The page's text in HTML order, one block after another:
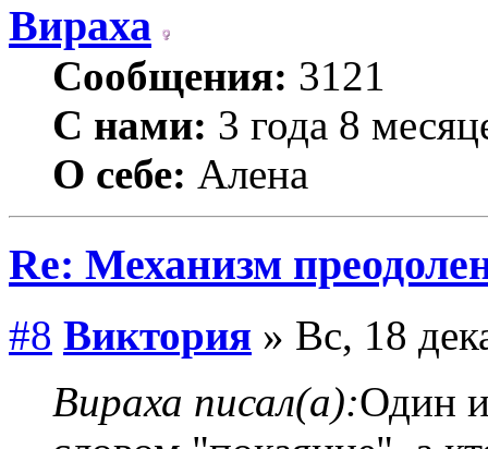
Вираха
Сообщения: 3121
С нами: 3 года 8
О себе: Алена
Re: Механизм
#8 Виктория » Вс, 18
Вираха писал(а):Один